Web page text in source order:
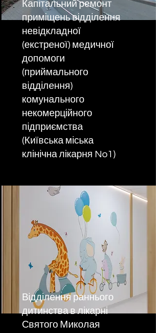
Капітальний ремонт
приміщень відділення
невідкладної
(екстреної) медичної
допомоги
(приймального
відділення)
комунального
некомерційного
підприємства
(Київська міська
клінічна лікарня No1)
Відділення раннього
дитинства в лікарні
Святого Миколая